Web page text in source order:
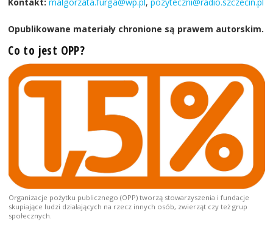
Opublikowane materiały chronione są prawem autorskim.
Co to jest OPP?
Organizacje pożytku publicznego (OPP) tworzą stowarzyszenia i fundacje
skupiające ludzi działających na rzecz innych osób, zwierząt czy też grup
społecznych.